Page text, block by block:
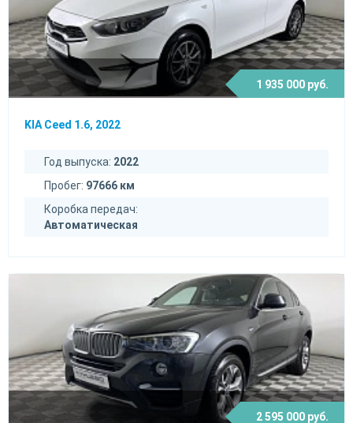
1 935 000 руб.
KIA Ceed 1.6, 2022
Год выпуска: 2022
Пробег: 97666 км
Коробка передач:
Автоматическая
2 595 000 руб.